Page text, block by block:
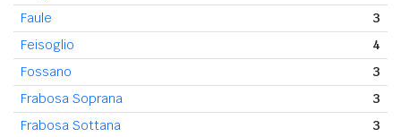
Faule
3
Feisoglio
4
Fossano
3
Frabosa Soprana
3
Frabosa Sottana
3